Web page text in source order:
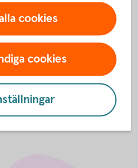
potential att påverka såväl
på svensk mat uppgår
(regeringen.se)
cookies
cookies